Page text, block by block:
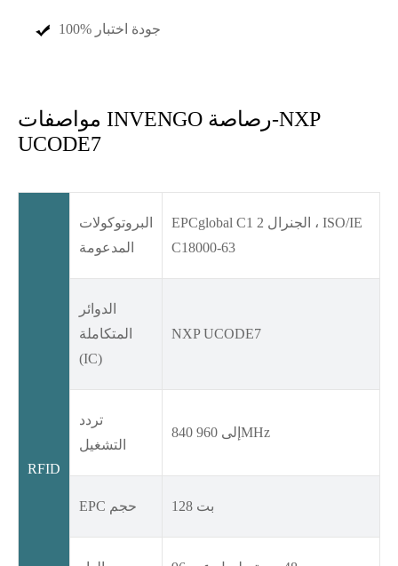
100% جودة اختبار
مواصفات INVENGO رصاصة-NXP
UCODE7
RFID
البروتوكولات
المدعومة
EPCglobal C1 الجنرال 2 ، ISO/IE
C18000-63
الدوائر
المتكاملة
(IC)
NXP UCODE7
تردد
التشغيل
840 إلى 960MHz
EPC حجم 128 بت